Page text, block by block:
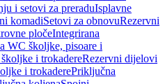
i setovi za preraduIsplavne
komadiSetovi za obnovuRezervni
pločeIntegrirana
WC školjke, pisoare i
i trokadereRezervni dijelovi
i trokaderePriključna